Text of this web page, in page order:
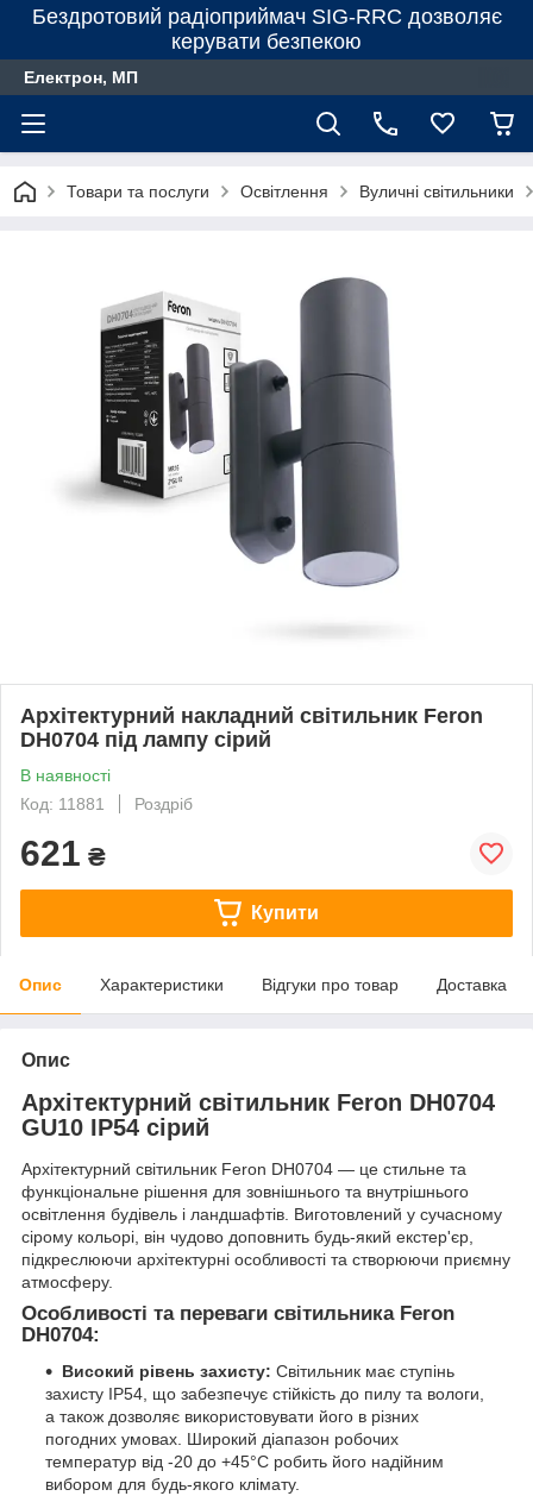
Бездротовий радіоприймач SIG-RRC дозволяє
керувати безпекою
Електрон, МП
Товари та послуги Освітлення Вуличні світильники
Архітектурний накладний світильник Feron
DH0704 під лампу сірий
В наявності
Код: 11881
Роздріб
621 ₴
Купити
Опис Характеристики Відгуки про товар Доставка
Опис
Архітектурний світильник Feron DH0704
GU10 IP54 сірий
Архітектурний світильник Feron DH0704 — це стильне та
функціональне рішення для зовнішнього та внутрішнього
освітлення будівель і ландшафтів. Виготовлений у сучасному
сірому кольорі, він чудово доповнить будь-який екстер'єр,
підкреслюючи архітектурні особливості та створюючи приємну
атмосферу.
Особливості та переваги світильника Feron
DH0704:
Високий рівень захисту: Світильник має ступінь
захисту IP54, що забезпечує стійкість до пилу та вологи,
а також дозволяє використовувати його в різних
погодних умовах. Широкий діапазон робочих
температур від -20 до +45°C робить його надійним
вибором для будь-якого клімату.